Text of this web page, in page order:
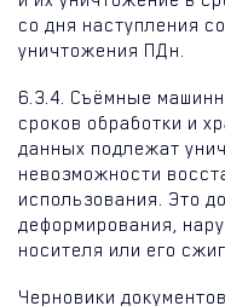
со дня наступления
уничтожения ПДн.
6.3.4. Съёмные
сроков обработки и
данных подлежат
невозможности
использования. Это
деформирования,
носителя или его
Черновики